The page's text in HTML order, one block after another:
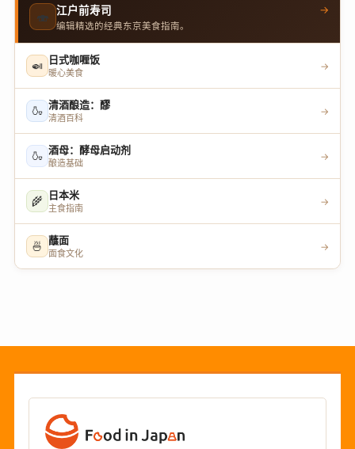
🍣 江户前寿司
编辑精选的经典东京美食指南。
→
🍛 日式咖喱饭
暖心美食
→
🍶 清酒酿造：醪
清酒百科
→
🍶 酒母：酵母启动剂
酿造基础
→
🌾 日本米
主食指南
→
🍜 蘸面
面食文化
→